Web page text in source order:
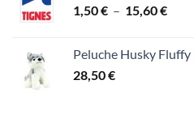
1,50€ – 15,60€Plage
1,50 €
Peluche Husky Fluffy
28,50€